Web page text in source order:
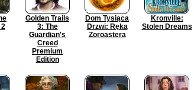
Golden Trails
3: The
Guardian's
Creed
Premium
Edition
Dom Tysiąca
Drzwi: Ręka
Zoroastera
Kronville:
Stolen Dreams